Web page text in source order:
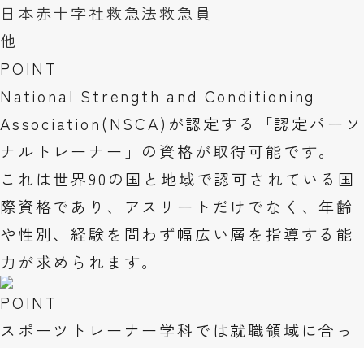
日本赤十字社救急法救急員
他
POINT
National Strength and Conditioning
Association(NSCA)が認定する「認定パーソ
ナルトレーナー」の資格が取得可能です。
これは世界90の国と地域で認可されている国
際資格であり、アスリートだけでなく、年齢
や性別、経験を問わず幅広い層を指導する能
力が求められます。
POINT
スポーツトレーナー学科では就職領域に合っ